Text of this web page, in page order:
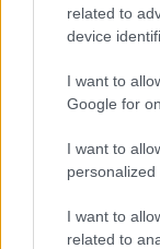
related to
device
I want to
Google for
I want to
personalized
I want to
related to
Szereplők:
Gőz István ,
Peer Krisztián,
Díszlet, fény:
Rendező: Szabó